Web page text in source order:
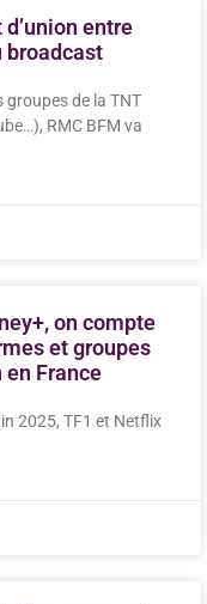
entre
broadcast
groupes de la TNT
RMC BFM va
on compte
et groupes
en France
2025, TF1 et Netflix